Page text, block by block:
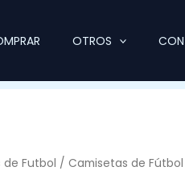
OTROS
de Futbol / Camisetas de